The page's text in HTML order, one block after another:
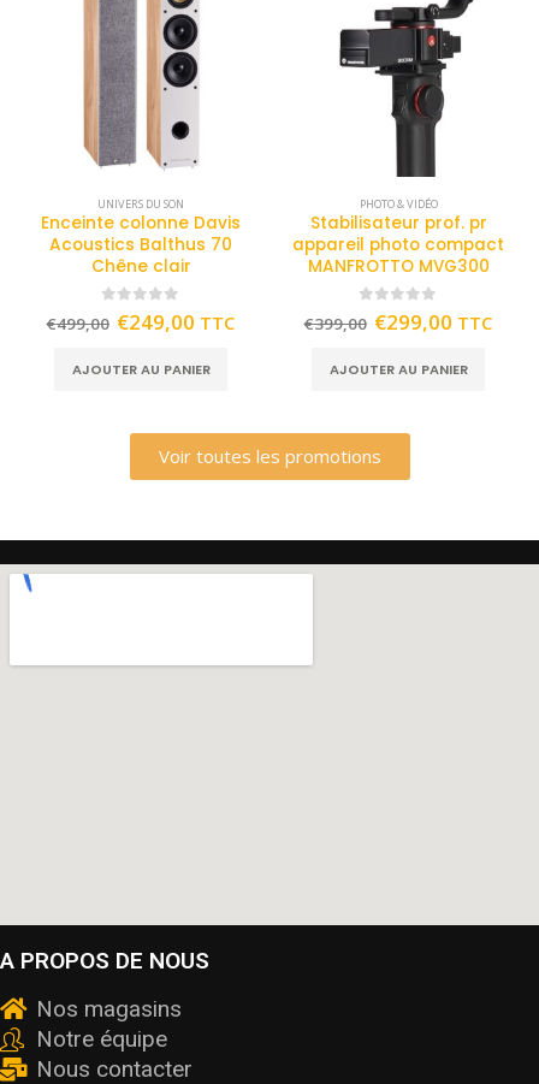
UNIVERS DU SON
Enceinte colonne Davis
Acoustics Balthus 70
Chêne clair
out of 5
€499,00 €249,00 TTC
AJOUTER AU PANIER
PHOTO & VIDÉO
Stabilisateur prof. pr
appareil photo compact
MANFROTTO MVG300
out of 5
€399,00 €299,00 TTC
AJOUTER AU PANIER
Voir toutes les promotions
A PROPOS DE NOUS
Nos magasins
Notre équipe
Nous contacter